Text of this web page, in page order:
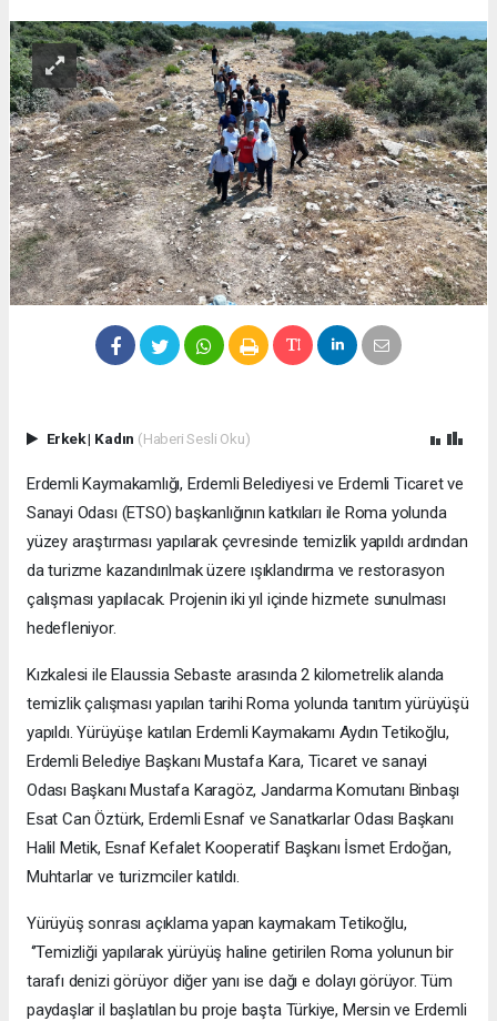
Erkek| Kadın (Haberi Sesli Oku)
Erdemli Kaymakamlığı, Erdemli Belediyesi ve Erdemli Ticaret ve
Sanayi Odası (ETSO) başkanlığının katkıları ile Roma yolunda
yüzey araştırması yapılarak çevresinde temizlik yapıldı ardından
da turizme kazandırılmak üzere ışıklandırma ve restorasyon
çalışması yapılacak. Projenin iki yıl içinde hizmete sunulması
hedefleniyor.
Kızkalesi ile Elaussia Sebaste arasında 2 kilometrelik alanda
temizlik çalışması yapılan tarihi Roma yolunda tanıtım yürüyüşü
yapıldı. Yürüyüşe katılan Erdemli Kaymakamı Aydın Tetikoğlu,
Erdemli Belediye Başkanı Mustafa Kara, Ticaret ve sanayi
Odası Başkanı Mustafa Karagöz, Jandarma Komutanı Binbaşı
Esat Can Öztürk, Erdemli Esnaf ve Sanatkarlar Odası Başkanı
Halil Metik, Esnaf Kefalet Kooperatif Başkanı İsmet Erdoğan,
Muhtarlar ve turizmciler katıldı.
Yürüyüş sonrası açıklama yapan kaymakam Tetikoğlu,
‘’Temizliği yapılarak yürüyüş haline getirilen Roma yolunun bir
tarafı denizi görüyor diğer yanı ise dağı e dolayı görüyor. Tüm
paydaşlar il başlatılan bu proje başta Türkiye, Mersin ve Erdemli